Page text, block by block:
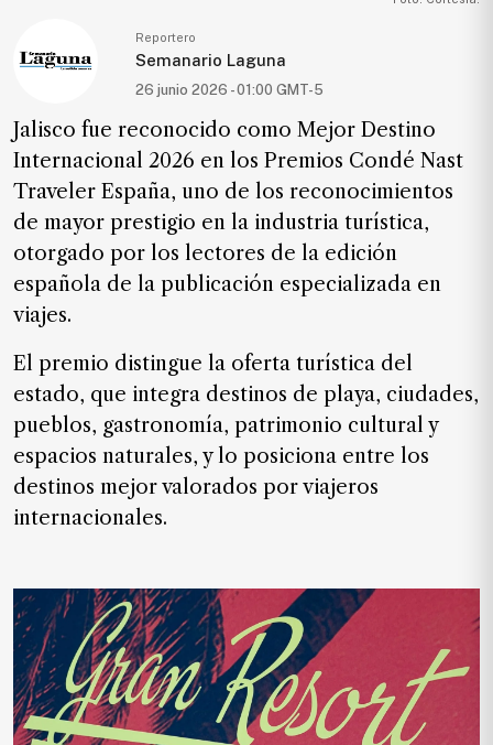
Entretenimiento
Real
Gente
PARA
SUSCRIPTORES
Edición
digital
Nosotros
Contáctanos
Anúnciate
Donativos
Videos
Hemeroteca
Reportero
Semanario Laguna
26 junio 2026 - 01:00 GMT-5
Jalisco fue reconocido como Mejor Destino
Internacional 2026 en los Premios Condé Nast
Traveler España, uno de los reconocimientos
de mayor prestigio en la industria turística,
otorgado por los lectores de la edición
española de la publicación especializada en
viajes.
El premio distingue la oferta turística del
estado, que integra destinos de playa, ciudades,
pueblos, gastronomía, patrimonio cultural y
espacios naturales, y lo posiciona entre los
destinos mejor valorados por viajeros
internacionales.